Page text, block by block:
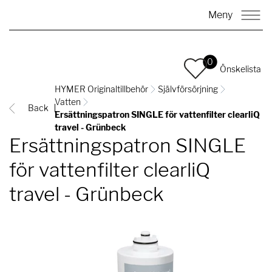
Meny
0
Önskelista
Back
HYMER Originaltillbehör
Självförsörjning
Vatten
Ersättningspatron SINGLE för vattenfilter clearliQ
travel - Grünbeck
Ersättningspatron SINGLE
för vattenfilter clearliQ
travel - Grünbeck